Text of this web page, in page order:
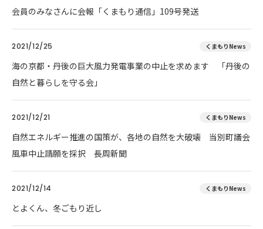
会員のみなさんに会報「くまもり通信」109号発送
2021/12/25 くまもりNews
海の京都・丹後の巨大風力発電事業の中止を求めます 「丹後の
自然と暮らしを守る会」
2021/12/21 くまもりNews
自然エネルギー推進の国策が、各地の自然を大破壊 当別町議会
風車中止請願を採択 長周新聞
2021/12/14 くまもりNews
とよくん、冬ごもり近し